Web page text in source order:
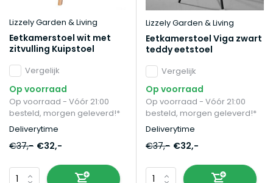
Lizzely Garden & Living
Eetkamerstoel wit met
zitvulling Kuipstoel
Vergelijk
Op voorraad
Op voorraad - Vóór 21:00
besteld, morgen geleverd!*
Deliverytime
€37,- €32,-
Lizzely Garden & Living
Eetkamerstoel Viga zwart
teddy eetstoel
Vergelijk
Op voorraad
Op voorraad - Vóór 21:00
besteld, morgen geleverd!*
Deliverytime
€37,- €32,-